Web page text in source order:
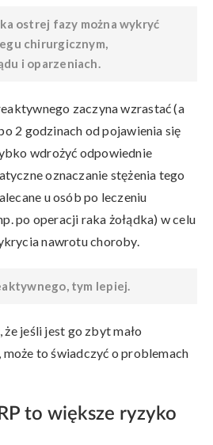
ostrej fazy można wykryć
chirurgicznym,
i oparzeniach.
zaczyna wzrastać (a
2 godzinach od pojawienia się
wdrożyć odpowiednie
oznaczanie stężenia tego
u osób po leczeniu
po operacji raka żołądka) w celu
nawrotu choroby.
tym lepiej.
jeśli jest go zbyt mało
to świadczyć o problemach
to większe ryzyko